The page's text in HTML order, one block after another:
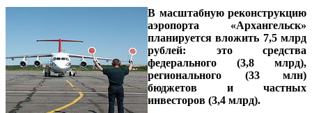
В масштабную реконструкцию
аэропорта «Архангельск»
планируется вложить 7,5 млрд
рублей: это средства
федерального (3,8 млрд),
регионального (33 млн)
бюджетов и частных
инвесторов (3,4 млрд).